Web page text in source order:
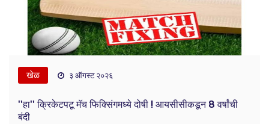
खेळ ३ ऑगस्ट २०२६
''हा'' क्रिकेटपटू मॅच फिक्सिंगमध्ये दोषी ! आयसीसीकडून 8 वर्षांची
बंदी